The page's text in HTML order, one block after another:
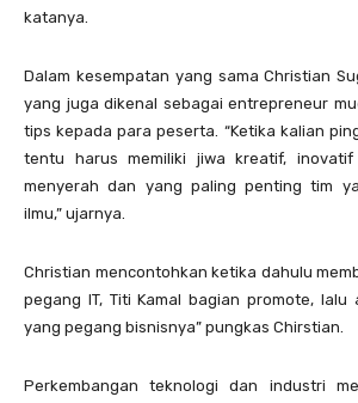
katanya.
Dalam kesempatan yang sama Christian
yang juga dikenal sebagai entrepreneur
tips kepada para peserta. “Ketika kalian
tentu harus memiliki jiwa kreatif,
menyerah dan yang paling penting tim
ilmu,” ujarnya.
Christian mencontohkan ketika dahulu
pegang IT, Titi Kamal bagian promote,
yang pegang bisnisnya” pungkas Chirstian.
Perkembangan teknologi dan industri